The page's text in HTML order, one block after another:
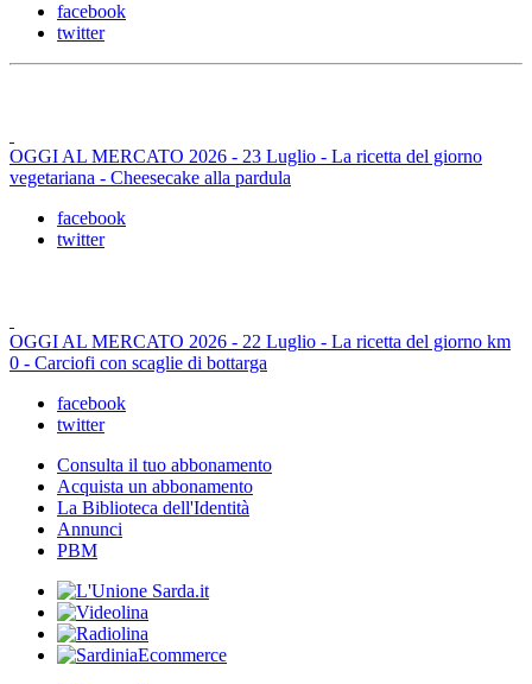
facebook
twitter
OGGI AL MERCATO 2026 - 23 Luglio - La ricetta del giorno
vegetariana - Cheesecake alla pardula
facebook
twitter
OGGI AL MERCATO 2026 - 22 Luglio - La ricetta del giorno km
0 - Carciofi con scaglie di bottarga
facebook
twitter
Consulta il tuo abbonamento
Acquista un abbonamento
La Biblioteca dell'Identità
Annunci
PBM